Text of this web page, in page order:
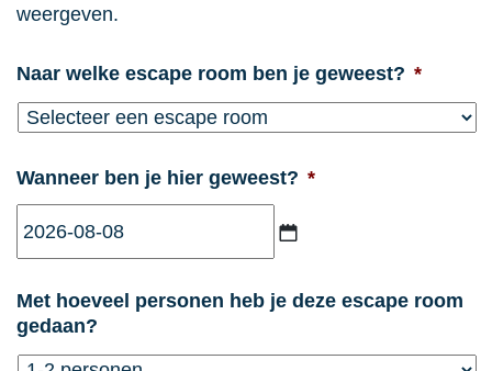
weergeven.
Naar welke escape room ben je geweest? *
Wanneer ben je hier geweest? *
dash
Met hoeveel personen heb je deze escape room
gedaan?